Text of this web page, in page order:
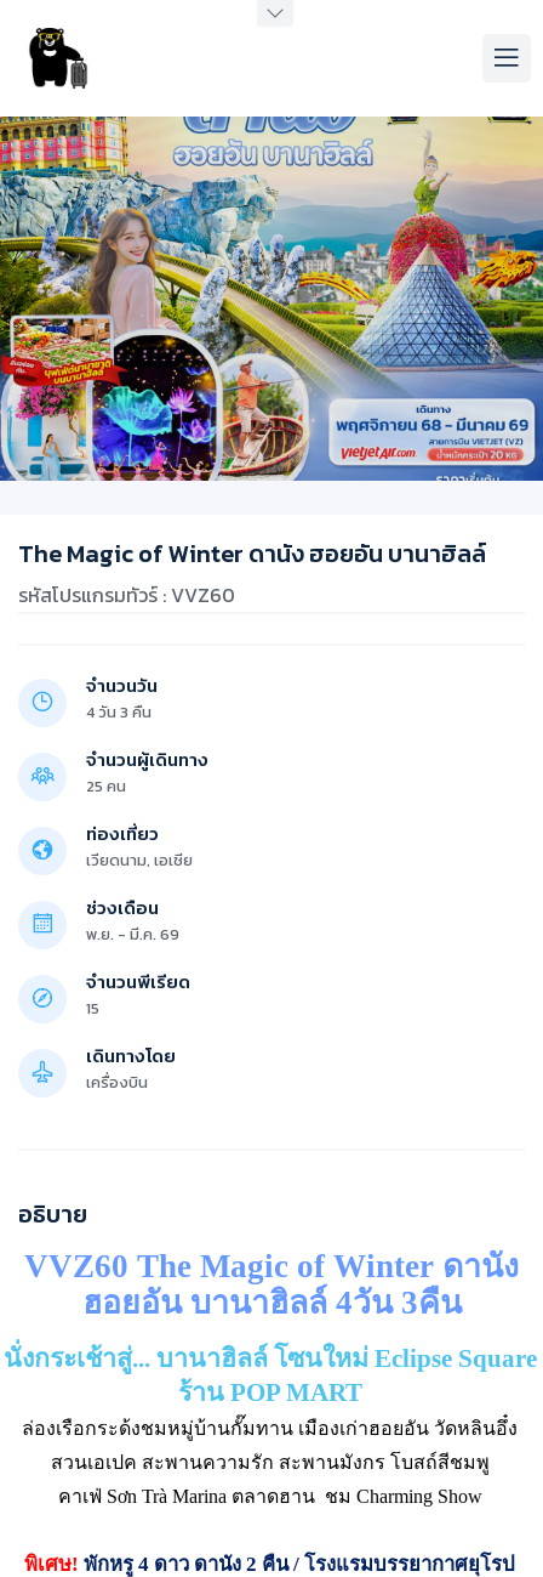
The Magic of Winter ดานัง ฮอยอัน บานาฮิลล์
รหัสโปรแกรมทัวร์ : VVZ60
จำนวนวัน
4 วัน 3 คืน
จำนวนผู้เดินทาง
25 คน
ท่องเที่ยว
เวียดนาม, เอเชีย
ช่วงเดือน
พ.ย. - มี.ค. 69
จำนวนพีเรียด
15
เดินทางโดย
เครื่องบิน
อธิบาย
VVZ60 The Magic of Winter ดานัง
ฮอยอัน บานาฮิลล์ 4วัน 3คืน
นั่งกระเช้าสู่... บานาฮิลล์ โซนใหม่ Eclipse Square
ร้าน POP MART
ล่องเรือกระด้งชมหมู่บ้านกั๊มทาน เมืองเก่าฮอยอัน วัดหลินอึ๋ง
สวนเอเปค สะพานความรัก สะพานมังกร โบสถ์สีชมพู
คาเฟ่ Sơn Trà Marina ตลาดฮาน ชม Charming Show
พิเศษ! พักหรู 4 ดาว ดานัง 2 คืน / โรงแรมบรรยากาศยุโรป